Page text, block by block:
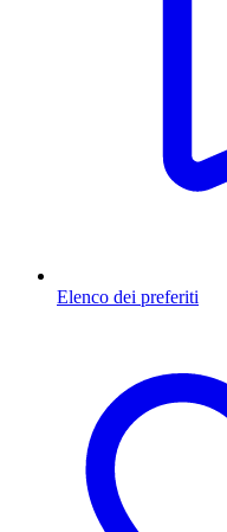
Elenco dei preferiti